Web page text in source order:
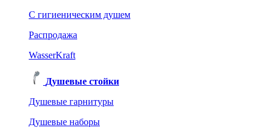
C гигиеническим душем
Распродажа
WasserKraft
Душевые стойки
Душевые гарнитуры
Душевые наборы